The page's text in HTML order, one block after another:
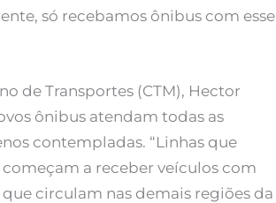
só recebamos ônibus com esse
de Transportes (CTM), Hector
ônibus atendam todas as
contempladas. “Linhas que
a receber veículos com
circulam nas demais regiões da